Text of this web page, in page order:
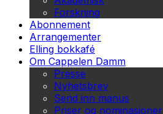
Forskning
Abonnement
Arrangementer
Elling bokkafé
Om Cappelen Damm
Presse
Nyhetsbrev
Send inn manus
Priser og nominasjoner